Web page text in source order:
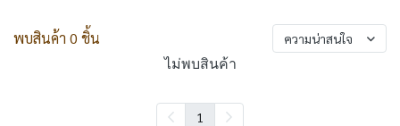
พบสินค้า 0 ชิ้น ความน่าสนใจ
ไม่พบสินค้า
1